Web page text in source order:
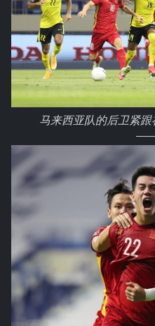
马来西亚队的后卫紧